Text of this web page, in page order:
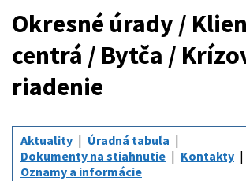
Okresné úrady /
centrá / Bytča /
riadenie
Aktuality
Úradná tabuľa
Dokumenty na stiahnutie
Kontakty
Oznamy a informácie